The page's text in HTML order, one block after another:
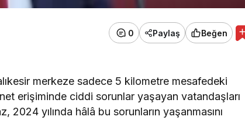
0 Paylaş Beğen
merkeze sadece 5 kilometre mesafedeki
erişiminde ciddi sorunlar yaşayan vatandaşları
2024 yılında hâlâ bu sorunların yaşanmasını